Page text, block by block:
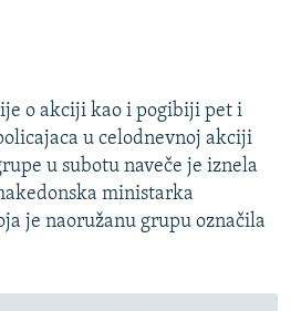
o akciji kao i pogibiji pet i
u celodnevnoj akciji
u subotu naveče je iznela
ministarka
je naoružanu grupu označila